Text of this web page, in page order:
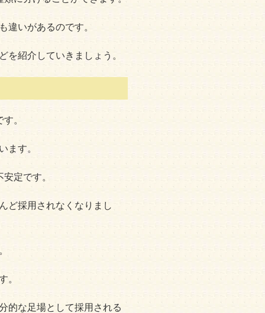
違いがあるのです。
を紹介していきましょう。
。
ます。
定です。
ど採用されなくなりまし
。
的な足場として採用される